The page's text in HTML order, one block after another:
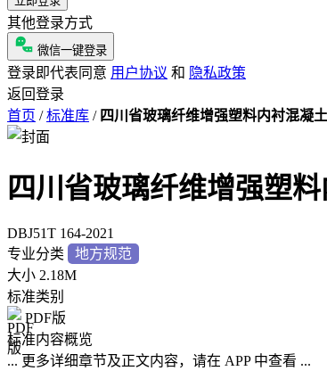
其他登录方式
微信一键登录
登录即代表同意 用户协议 和 隐私政策
返回登录
首页 / 标准库 / 四川省玻璃纤维增强塑料内衬混凝
四川省玻璃纤维增强塑
DBJ51T 164-2021
专业分类
地方规范
大小 2.18M
标准类别
PDF版
标准内容概览
... 更多详细章节及正文内容，请在 APP 中查看 ...